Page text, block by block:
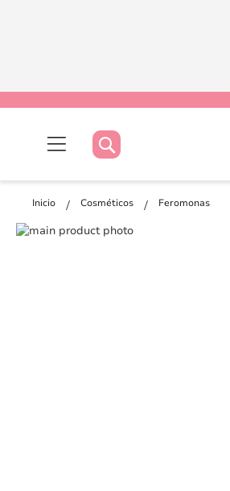
Buscar
Buscar
Inicio Cosméticos Feromonas
Saltar